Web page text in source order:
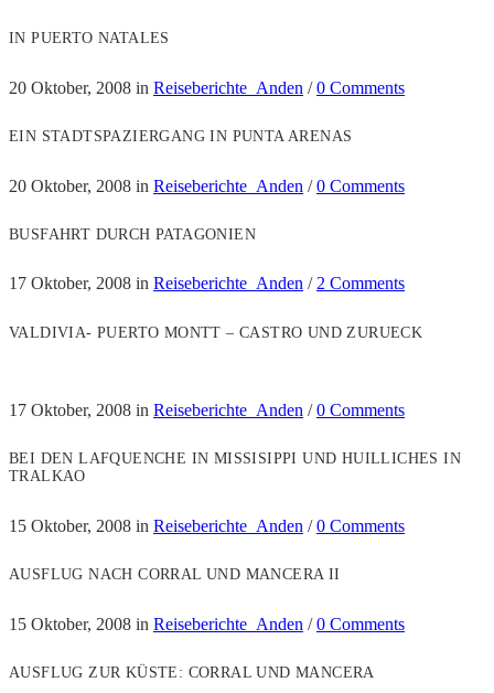
IN PUERTO NATALES
20 Oktober, 2008 in Reiseberichte_Anden /0 Comments
EIN STADTSPAZIERGANG IN PUNTA ARENAS
20 Oktober, 2008 in Reiseberichte_Anden /0 Comments
BUSFAHRT DURCH PATAGONIEN
17 Oktober, 2008 in Reiseberichte_Anden / 2 Comments
VALDIVIA- PUERTO MONTT – CASTRO UND ZURUECK
17 Oktober, 2008 in Reiseberichte_Anden /0 Comments
BEI DEN LAFQUENCHE IN MISSISIPPI UND HUILLICHES IN
TRALKAO
15 Oktober, 2008 in Reiseberichte_Anden /0 Comments
AUSFLUG NACH CORRAL UND MANCERA II
15 Oktober, 2008 in Reiseberichte_Anden /0 Comments
AUSFLUG ZUR KÜSTE: CORRAL UND MANCERA